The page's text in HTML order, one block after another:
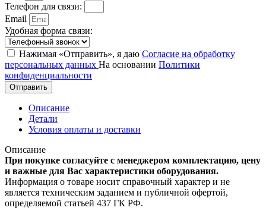
Телефон для связи:
Email
Удобная форма связи:
Нажимая «Отправить», я даю Согласие на обработку
персональных данных На основании Политики
конфиденциальности
Отправить
Описание
Детали
Условия оплаты и доставки
Описание
При покупке согласуйте с менеджером комплектацию, цену
и важные для Вас характеристики оборудования.
Информация о товаре носит справочный характер и не
является техническим заданием и публичной офертой,
определяемой статьей 437 ГК РФ.